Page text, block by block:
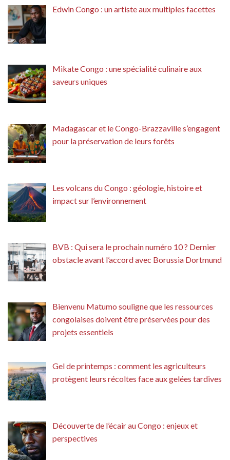
Edwin Congo : un artiste aux multiples facettes
Mikate Congo : une spécialité culinaire aux
saveurs uniques
Madagascar et le Congo-Brazzaville s’engagent
pour la préservation de leurs forêts
Les volcans du Congo : géologie, histoire et
impact sur l’environnement
BVB : Qui sera le prochain numéro 10 ? Dernier
obstacle avant l’accord avec Borussia Dortmund
Bienvenu Matumo souligne que les ressources
congolaises doivent être préservées pour des
projets essentiels
Gel de printemps : comment les agriculteurs
protègent leurs récoltes face aux gelées tardives
Découverte de l’écair au Congo : enjeux et
perspectives